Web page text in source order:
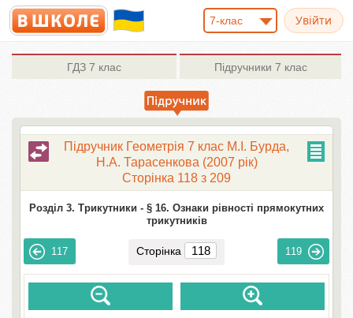
7-клас
ГДЗ 7 клас Підручники 7 клас
Підручник Геометрiя 7 клас М.I. Бурда,
Н.А. Тарасенкова (2007 рік)
Сторінка 118 з 209
Розділ 3. Трикутники - § 16. Ознаки рівності прямокутних
трикутників
117 Сторінка 119